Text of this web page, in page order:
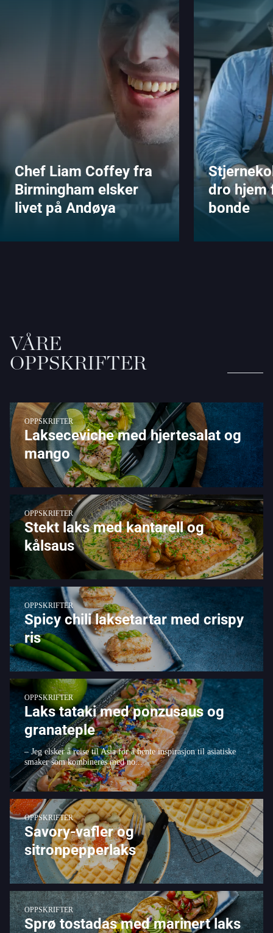
Chef Liam Coffey fra
Birmingham elsker
livet på Andøya
dro hjem
bonde
VÅRE
OPPSKRIFTER
OPPSKRIFTER
Lakseceviche med hjertesalat og
mango
OPPSKRIFTER
Stekt laks med kantarell og
kålsaus
OPPSKRIFTER
Spicy chili laksetartar med crispy
ris
OPPSKRIFTER
Laks tataki med ponzusaus og
granateple
– Jeg elsker å reise til Asia for å hente inspirasjon til asiatiske
smaker som kombineres med no...
OPPSKRIFTER
Savory-vafler og
sitronpepperlaks
OPPSKRIFTER
Sprø tostadas med marinert laks